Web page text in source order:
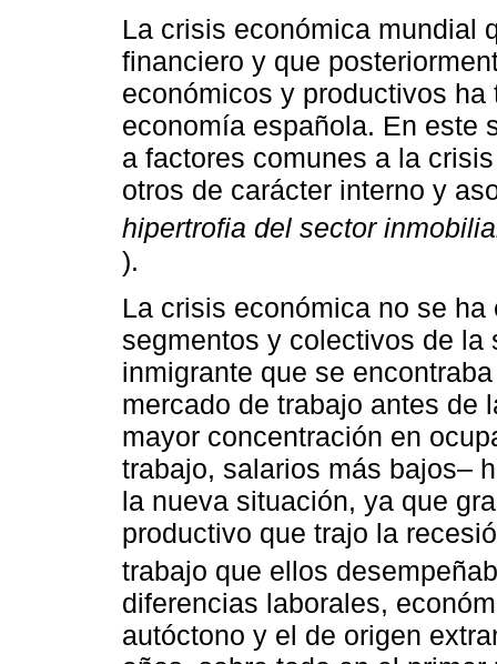
La crisis económica mundial
financiero y que
económicos y productivos
economía española. En este
a factores comunes a la
otros de carácter interno y
hipertrofia del sector
).
La crisis económica no se
segmentos y colectivos de
inmigrante que se
mercado de trabajo antes de
mayor concentración en
trabajo, salarios más bajos–
la nueva situación, ya que
productivo que trajo la
trabajo que ellos
diferencias laborales,
autóctono y el de origen